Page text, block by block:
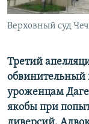
Верховный суд
Третий
обвинительный
уроженцам
якобы при